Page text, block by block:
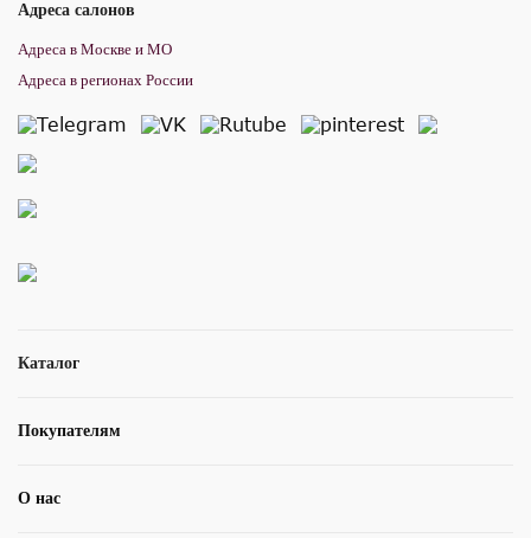
Каталог
Покупателям
О нас
Адреса салонов
Адреса в Москве и МО
Адреса в регионах России